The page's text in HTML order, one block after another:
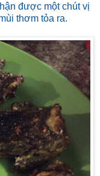
được một chút vị
thơm tỏa ra.